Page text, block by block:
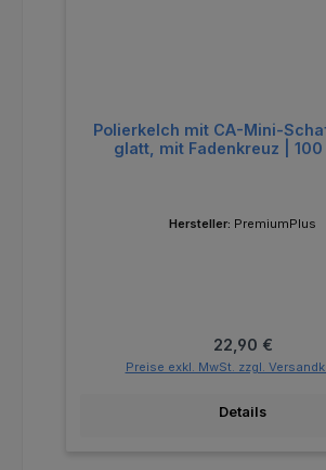
Polierkelch mit CA-Mini-
glatt, mit Fadenkreuz |
Hersteller: PremiumPlus
Regulärer Preis:
22,90 €
Preise exkl. MwSt. zzgl.
Details